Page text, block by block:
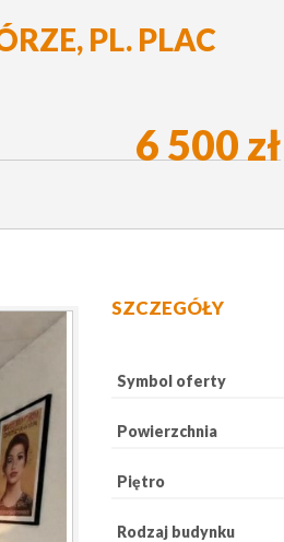
PL. PLAC
6 500 zł
SZCZEGÓŁY
Symbol oferty
Powierzchnia
Piętro
Rodzaj budynku